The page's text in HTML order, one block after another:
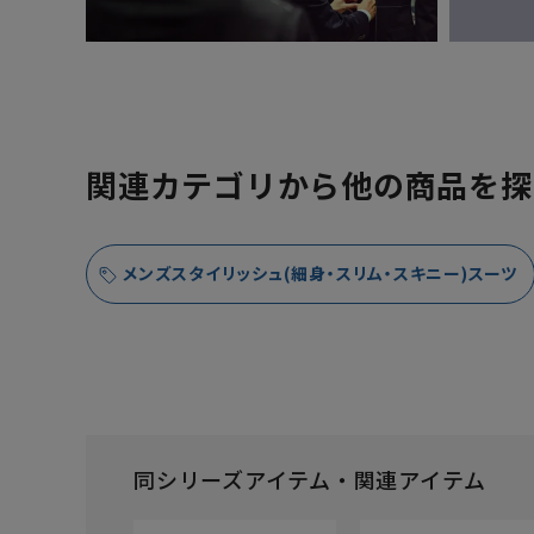
関連カテゴリから他の商品を
メンズスタイリッシュ(細身・スリム・スキニー)スーツ
同シリーズアイテム・関連アイテム